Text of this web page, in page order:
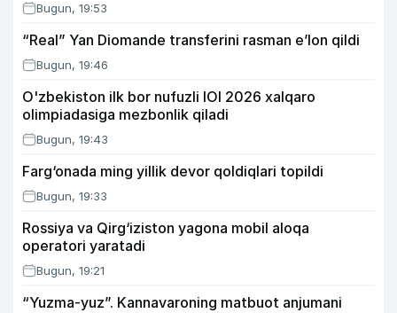
Bugun, 19:53
“Real” Yan Diomande transferini rasman e’lon qildi
Bugun, 19:46
O'zbekiston ilk bor nufuzli IOI 2026 xalqaro
olimpiadasiga mezbonlik qiladi
Bugun, 19:43
Farg‘onada ming yillik devor qoldiqlari topildi
Bugun, 19:33
Rossiya va Qirg‘iziston yagona mobil aloqa
operatori yaratadi
Bugun, 19:21
“Yuzma-yuz”. Kannavaroning matbuot anjumani